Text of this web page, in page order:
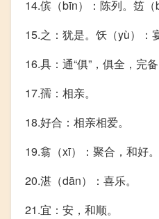
14.傧（bīn）：陈列。笾
15.之：犹是。饫（yù）：
16.具：通“俱”，俱全，完备
17.孺：相亲。
18.好合：相亲相爱。
19.翕（xī）：聚合，和好。
20.湛（dān）：喜乐。
21.宜：安，和顺。